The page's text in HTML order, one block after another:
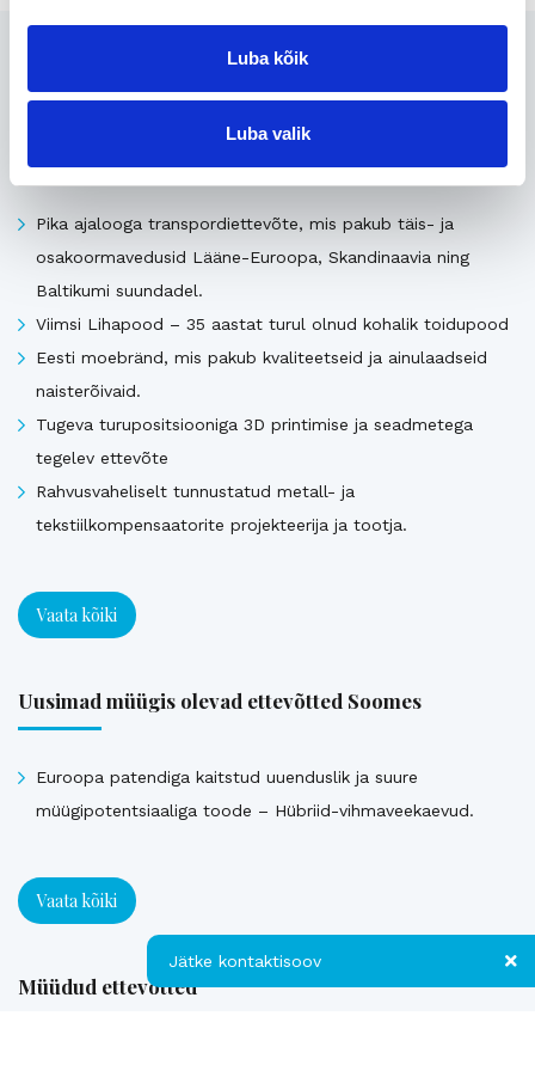
Luba kõik
Luba valik
Uusimad müügis olevad ettevõtted Eestis
Pika ajalooga transpordiettevõte, mis pakub täis- ja
osakoormavedusid Lääne-Euroopa, Skandinaavia ning
Baltikumi suundadel.
Viimsi Lihapood – 35 aastat turul olnud kohalik toidupood
Eesti moebränd, mis pakub kvaliteetseid ja ainulaadseid
naisterõivaid.
Tugeva turupositsiooniga 3D printimise ja seadmetega
tegelev ettevõte
Rahvusvaheliselt tunnustatud metall- ja
tekstiilkompensaatorite projekteerija ja tootja.
Vaata kõiki
Uusimad müügis olevad ettevõtted Soomes
Euroopa patendiga kaitstud uuenduslik ja suure
müügipotentsiaaliga toode – Hübriid-vihmaveekaevud.
Vaata kõiki
Müüdud ettevõtted
Jätke kontaktisoov